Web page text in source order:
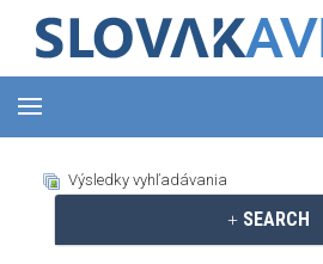
Výsledky vyhľadávania
SEARCH